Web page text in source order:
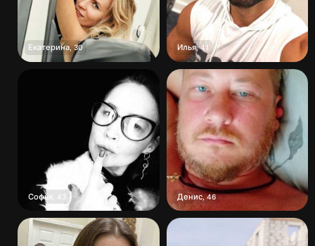
Екатерина,30 Илья,41
Софья 43 Денис,46